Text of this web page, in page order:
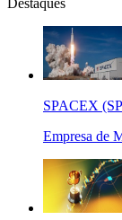
Destaques
SPACEX
Empresa de